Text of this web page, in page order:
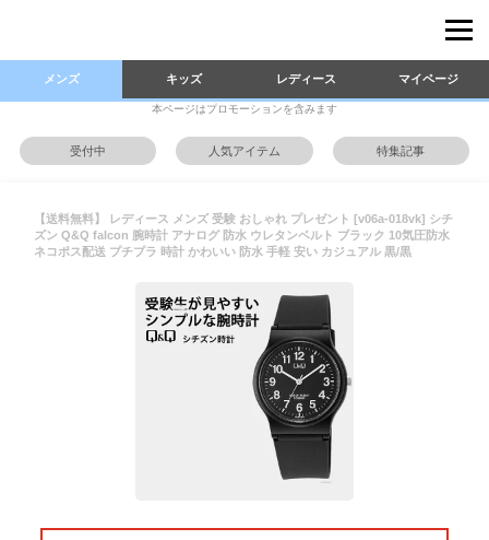
メンズ キッズ レディース マイページ
本ページはプロモーションを含みます
受付中 人気アイテム 特集記事
【送料無料】 レディース メンズ 受験 おしゃれ プレゼント [v06a-018vk] シチ
ズン Q&Q falcon 腕時計 アナログ 防水 ウレタンベルト ブラック 10気圧防水
ネコポス配送 プチプラ 時計 かわいい 防水 手軽 安い カジュアル 黒/黒